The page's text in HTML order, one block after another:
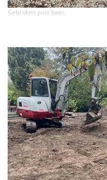
Gebroken puin baan